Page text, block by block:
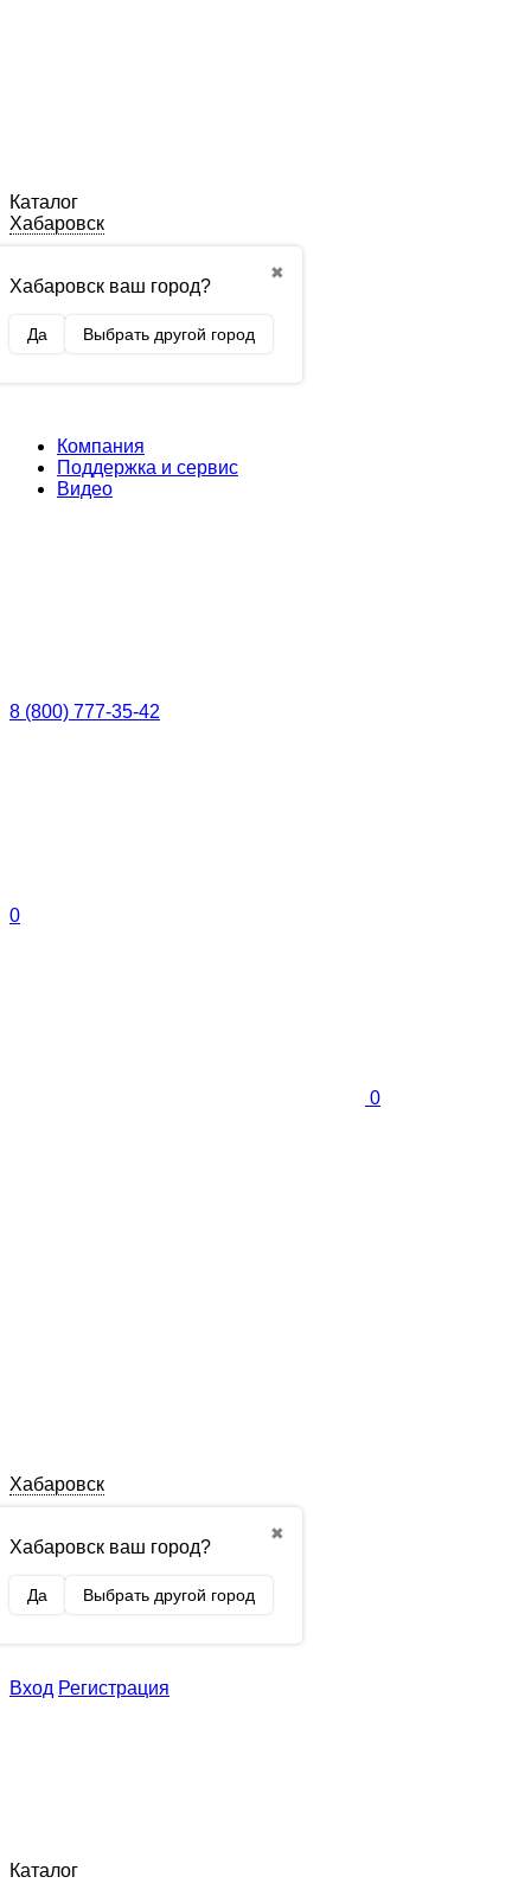
Каталог
Хабаровск
✖
Хабаровск ваш город?
Да Выбрать другой город
Компания
Поддержка и сервис
Видео
8 (800) 777-35-42
0
0
Хабаровск
✖
Хабаровск ваш город?
Да Выбрать другой город
Вход Регистрация
Каталог